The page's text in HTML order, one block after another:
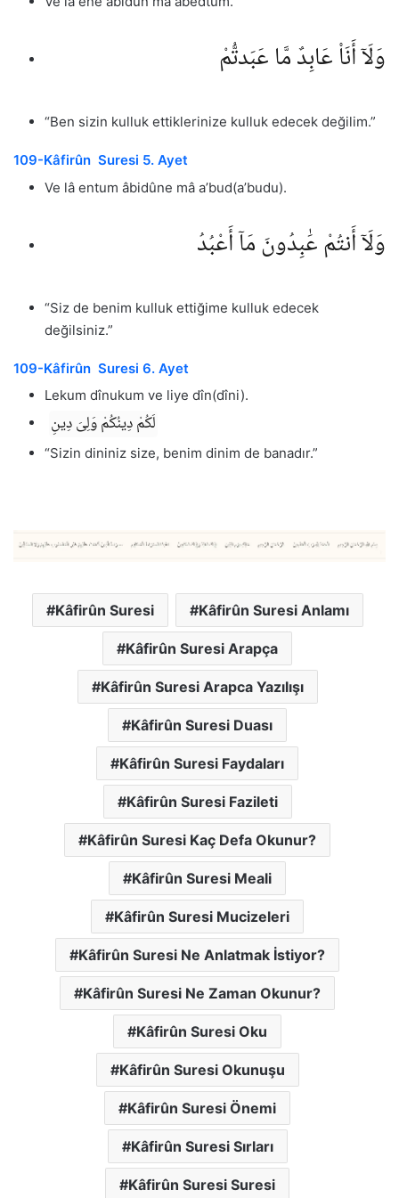
وَلَآ أَنَا۠ عَابِدٌ مَّا عَبَدتُّمْ
“Ben sizin kulluk ettiklerinize kulluk edecek değilim.”
109-Kâfirûn Suresi 5. Ayet
Ve lâ entum âbidûne mâ a’bud(a’budu).
وَلَآ أَنتُمْ عَٰبِدُونَ مَآ أَعْبُدُ
“Siz de benim kulluk ettiğime kulluk edecek
değilsiniz.”
109-Kâfirûn Suresi 6. Ayet
Lekum dînukum ve liye dîn(dîni).
لَكُمْ دِينُكُمْ وَلِىَ دِينِ
“Sizin dininiz size, benim dinim de banadır.”
Kâfirûn Suresi Kâfirûn Suresi Anlamı
Kâfirûn Suresi Arapça
Kâfirûn Suresi Arapca Yazılışı
Kâfirûn Suresi Duası
Kâfirûn Suresi Faydaları
Kâfirûn Suresi Fazileti
Kâfirûn Suresi Kaç Defa Okunur?
Kâfirûn Suresi Meali
Kâfirûn Suresi Mucizeleri
Kâfirûn Suresi Ne Anlatmak İstiyor?
Kâfirûn Suresi Ne Zaman Okunur?
Kâfirûn Suresi Oku
Kâfirûn Suresi Okunuşu
Kâfirûn Suresi Önemi
Kâfirûn Suresi Sırları
Kâfirûn Suresi Suresi